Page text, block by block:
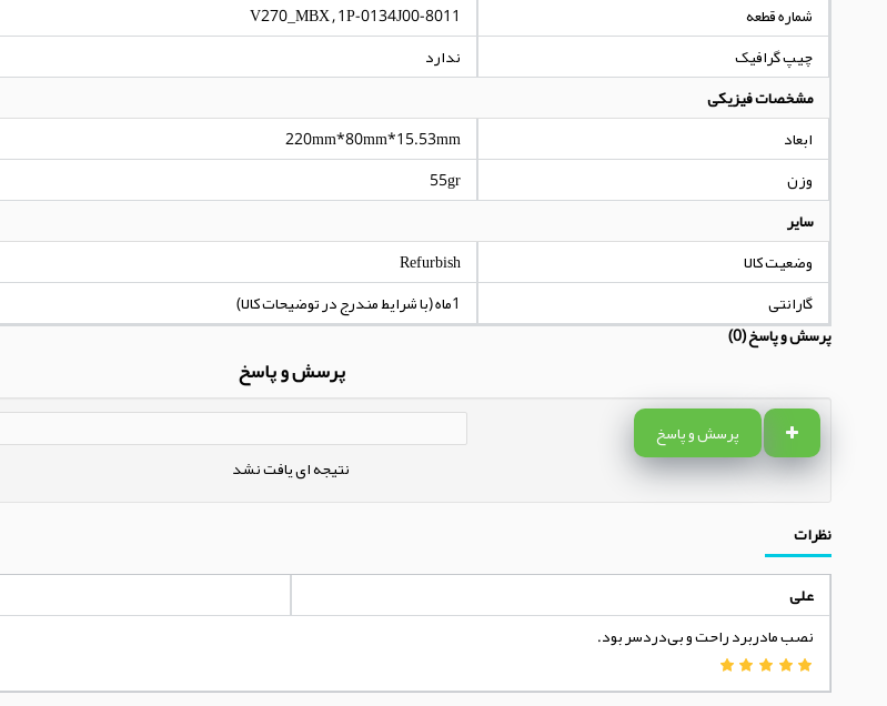
شماره قطعه
V270_MBX , 1P-0134J00-8011
چیپ گرافیک
ندارد
مشخصات فیزیکی
ابعاد
220mm*80mm*15.53mm
وزن
55gr
سایر
وضعیت کالا
Refurbish
گارانتی
1ماه (با شرایط مندرج در توضیحات کالا)
پرسش و پاسخ (0)
پرسش و پاسخ
پرسش و پاسخ
نتیجه ای یافت نشد
نظرات
علی
نصب مادربرد راحت و بی‌دردسر بود.